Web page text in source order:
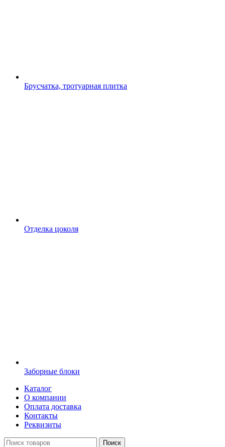
Брусчатка, тротуарная плитка
Отделка цоколя
Заборные блоки
Каталог
О компании
Оплата доставка
Контакты
Реквизиты
Поиск